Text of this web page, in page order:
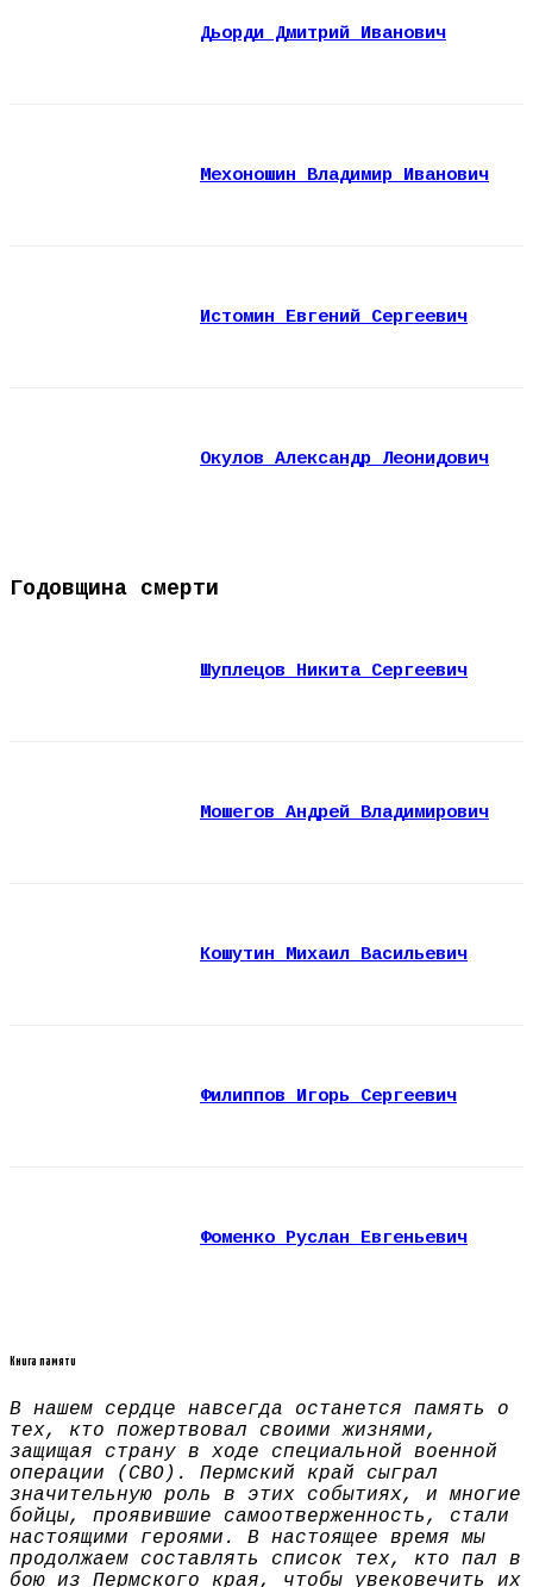
Дьорди Дмитрий Иванович
Мехоношин Владимир Иванович
Истомин Евгений Сергеевич
Окулов Александр Леонидович
Годовщина смерти
Шуплецов Никита Сергеевич
Мошегов Андрей Владимирович
Кошутин Михаил Васильевич
Филиппов Игорь Сергеевич
Фоменко Руслан Евгеньевич
Книга памяти
В нашем сердце навсегда останется память о
тех, кто пожертвовал своими жизнями,
защищая страну в ходе специальной военной
операции (СВО). Пермский край сыграл
значительную роль в этих событиях, и многие
бойцы, проявившие самоотверженность, стали
настоящими героями. В настоящее время мы
продолжаем составлять список тех, кто пал в
бою из Пермского края, чтобы увековечить их